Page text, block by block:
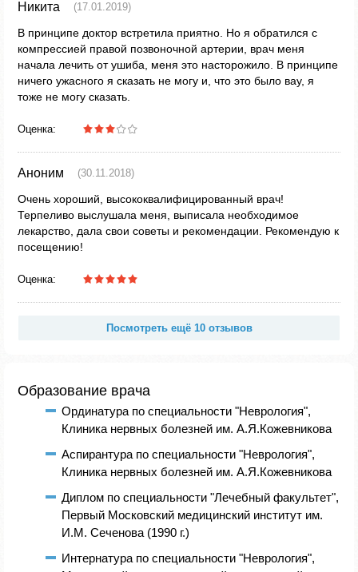
Никита (17.01.2019)
В принципе доктор встретила приятно. Но я обратился с
компрессией правой позвоночной артерии, врач меня
начала лечить от ушиба, меня это насторожило. В принципе
ничего ужасного я сказать не могу и, что это было вау, я
тоже не могу сказать.
Оценка:
Аноним (30.11.2018)
Очень хороший, высококвалифицированный врач!
Терпеливо выслушала меня, выписала необходимое
лекарство, дала свои советы и рекомендации. Рекомендую к
посещению!
Оценка:
Посмотреть ещё 10 отзывов
Образование врача
Ординатура по специальности "Неврология",
Клиника нервных болезней им. А.Я.Кожевникова
Аспирантура по специальности "Неврология",
Клиника нервных болезней им. А.Я.Кожевникова
Диплом по специальности "Лечебный факультет",
Первый Московский медицинский институт им.
И.М. Сеченова (1990 г.)
Интернатура по специальности "Неврология",